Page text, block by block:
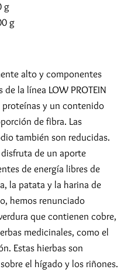
g
g
alto y componentes
la línea LOW PROTEIN
y un contenido
de fibra. Las
también son reducidas.
de un aporte
de energía libres de
la patata y la harina de
hemos renunciado
que contienen cobre,
medicinales, como el
Estas hierbas son
el hígado y los riñones.